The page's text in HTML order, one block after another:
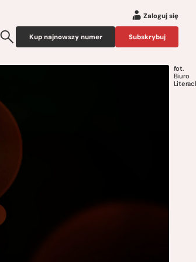
Zaloguj się
Kup najnowszy numer Subskrybuj
fot.
Biuro